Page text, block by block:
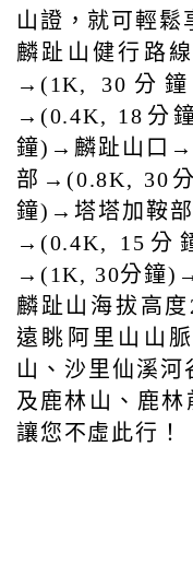
山證，就可輕鬆
麟趾山健行路
→(1K, 30分
→(0.4K, 18分
鐘)→麟趾山口
部→(0.8K, 30
鐘)→塔塔加鞍
→(0.4K, 15分
→(1K, 30分鐘
麟趾山海拔高
遠眺阿里山山
山、沙里仙溪河
及鹿林山、鹿
讓您不虛此行！